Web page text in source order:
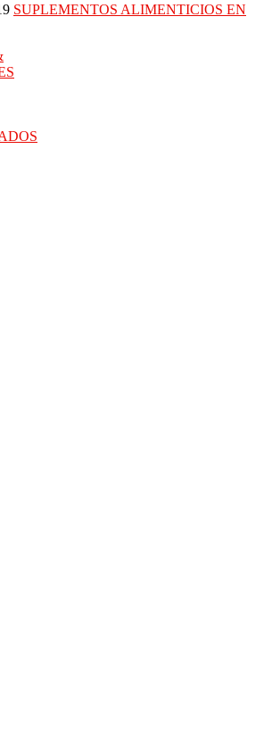
SUPLEMENTOS ALIMENTICIOS EN